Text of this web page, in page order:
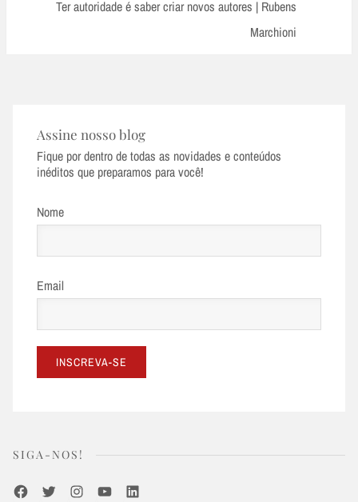
Ter autoridade é saber criar novos autores | Rubens
Marchioni
Assine nosso blog
Fique por dentro de todas as novidades e conteúdos
inéditos que preparamos para você!
Nome
Email
SIGA-NOS!
FacebookTwitterInstagramYoutubeLinkedIn